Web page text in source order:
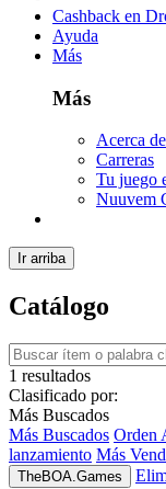
Cashback en
Ayuda
Más
Más
Acerca de
Carreras
Tu juego
Nuuvem
Ir arriba
Catálogo
1 resultados
Clasificado por:
Más Buscados
Más Buscados Orden
lanzamiento Más
TheBOA.Games